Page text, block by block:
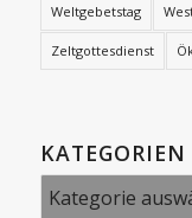
Weltgebetstag
Zeltgottesdienst
KATEGORIEN
Kategorien